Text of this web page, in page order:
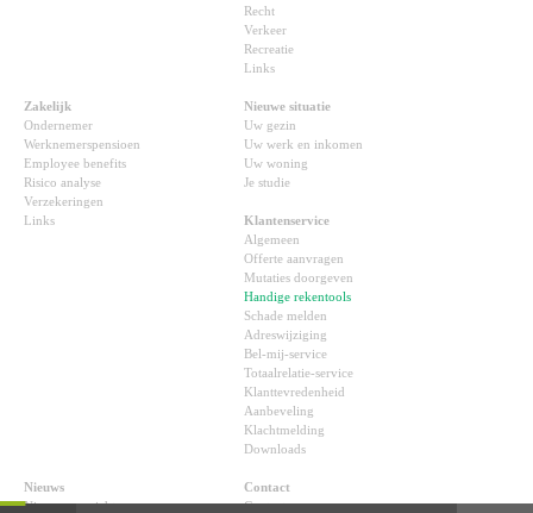
Recht
Verkeer
Recreatie
Links
Zakelijk
Ondernemer
Werknemerspensioen
Employee benefits
Risico analyse
Verzekeringen
Links
Nieuwe situatie
Uw gezin
Uw werk en inkomen
Uw woning
Je studie
Klantenservice
Algemeen
Offerte aanvragen
Mutaties doorgeven
Handige rekentools
Schade melden
Adreswijziging
Bel-mij-service
Totaalrelatie-service
Klanttevredenheid
Aanbeveling
Klachtmelding
Downloads
Nieuws
Nieuwsoverzicht
Contact
Contact